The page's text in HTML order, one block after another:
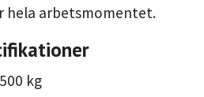
hela arbetsmomentet.
kg